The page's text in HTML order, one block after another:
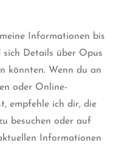
Informationen bis
sich Details über Opus
könnten. Wenn du an
oder Online-
empfehle ich dir, die
besuchen oder auf
Informationen